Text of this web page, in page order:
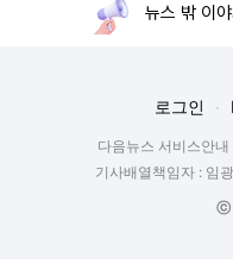
뉴스 밖 이
로그인
다음뉴스 서비스안내
기사배열책임자 : 임
ⓒ